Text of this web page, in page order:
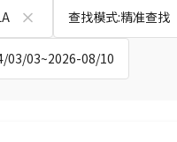
查找模式:精准查找
03/03~2026-08/10